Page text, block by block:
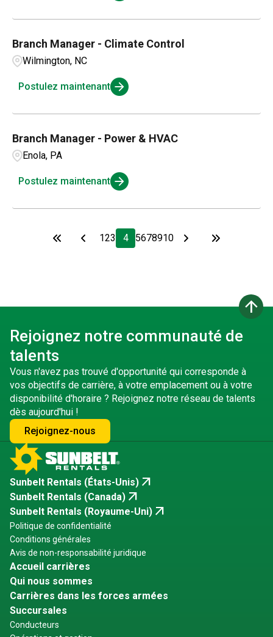
Branch Manager - Climate Control
Wilmington, NC
Postulez maintenant
Branch Manager - Power & HVAC
Enola, PA
Postulez maintenant
123 4 5678910
arrow_upward
Rejoignez notre communauté de
talents
Vous n'avez pas trouvé d'opportunité qui corresponde à
vos objectifs de carrière, à votre emplacement ou à votre
disponibilité d'horaire ? Rejoignez notre réseau de talents
dès aujourd'hui !
Rejoignez-nous
Sunbelt Rentals (États-Unis) arrow_outward
Sunbelt Rentals (Canada) arrow_outward
Sunbelt Rentals (Royaume-Uni) arrow_outward
Politique de confidentialité
Conditions générales
Avis de non-responsabilité juridique
Accueil carrières
Qui nous sommes
Carrières dans les forces armées
Succursales
Conducteurs